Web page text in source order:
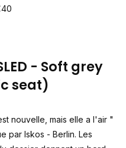
- Soft grey
seat)
nouvelle, mais elle a l'air "
par Iskos - Berlin. Les